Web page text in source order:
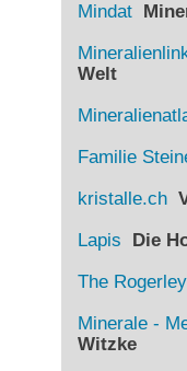
Mindat
Welt
Familie
kristalle.ch
Lapis Die
The
Minerale -
Witzke